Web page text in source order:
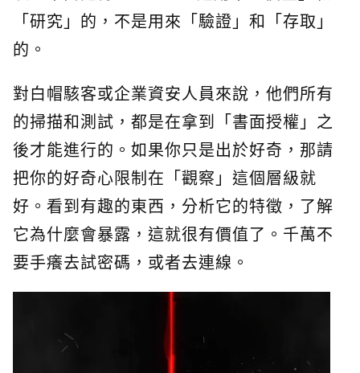
「研究」的，不是用來「驗證」和「存取」
的。
對白帽駭客或企業資安人員來說，他們所有
的掃描和測試，都是在拿到「書面授權」之
後才能進行的。如果你只是出於好奇，那請
把你的好奇心限制在「觀察」這個層級就
好。看到有趣的東西，分析它的特徵，了解
它為什麼會暴露，這就很有價值了。千萬不
要手癢去試密碼，或者去連線。